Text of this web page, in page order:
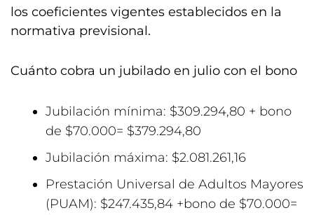
los coeficientes vigentes establecidos en la
normativa previsional.
Cuánto cobra un jubilado en julio con el bono
Jubilación mínima: $309.294,80 + bono
de $70.000= $379.294,80
Jubilación máxima: $2.081.261,16
Prestación Universal de Adultos Mayores
(PUAM): $247.435,84 +bono de $70.000=